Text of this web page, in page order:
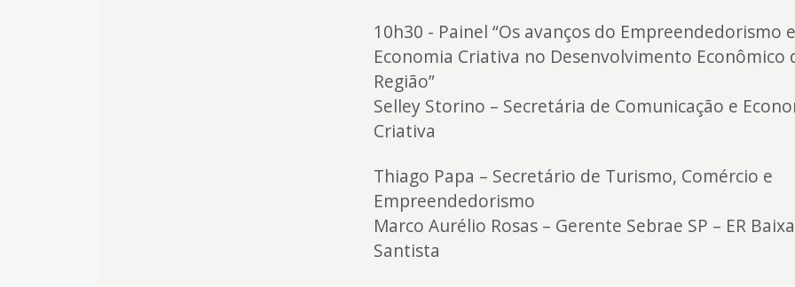
10h30 - Painel “Os avanços do Empreendedorismo
Economia Criativa no Desenvolvimento Econômico
Região”
Selley Storino – Secretária de Comunicação e
Criativa
Thiago Papa – Secretário de Turismo, Comércio e
Empreendedorismo
Marco Aurélio Rosas – Gerente Sebrae SP – ER
Santista